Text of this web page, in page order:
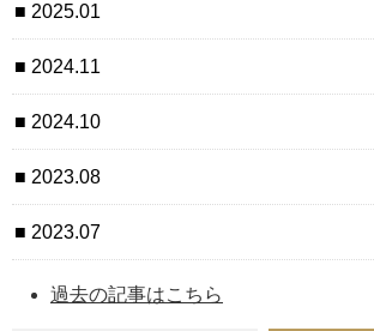
2025.01
2024.11
2024.10
2023.08
2023.07
過去の記事はこちら